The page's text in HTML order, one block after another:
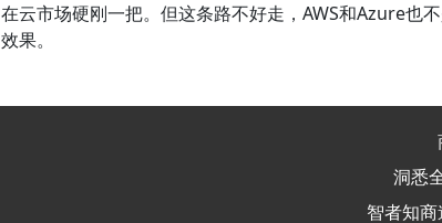
在云市场硬刚一把。但这条路不好走，AWS和Azure也
效果。
洞悉
智者知